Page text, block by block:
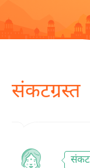
संकटग्रस्त